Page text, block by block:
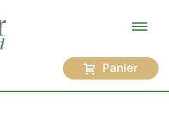
Panier